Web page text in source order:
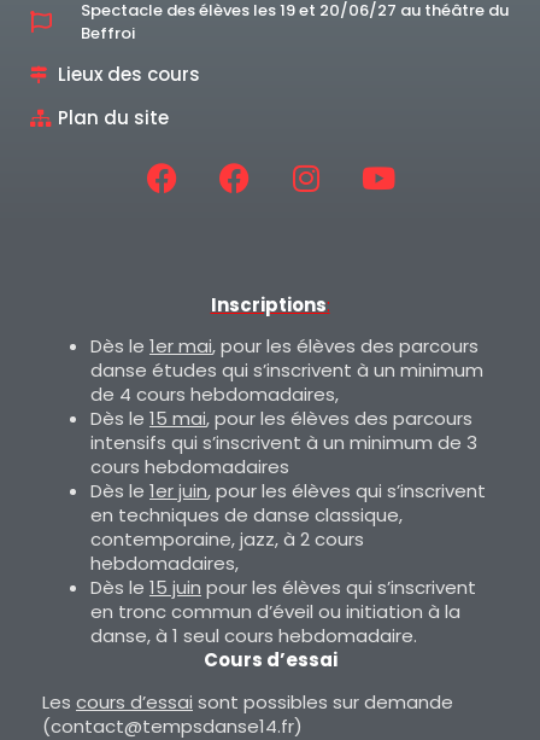
Spectacle des élèves les 19 et 20/06/27 au théâtre du
Beffroi
Lieux des cours
Plan du site
Inscriptions:
Dès le 1er mai, pour les élèves des parcours
danse études qui s’inscrivent à un minimum
de 4 cours hebdomadaires,
Dès le 15 mai, pour les élèves des parcours
intensifs qui s’inscrivent à un minimum de 3
cours hebdomadaires
Dès le 1er juin, pour les élèves qui s’inscrivent
en techniques de danse classique,
contemporaine, jazz, à 2 cours
hebdomadaires,
Dès le 15 juin pour les élèves qui s’inscrivent
en tronc commun d’éveil ou initiation à la
danse, à 1 seul cours hebdomadaire.
Cours d’essai
Les cours d’essai sont possibles sur demande
(contact@tempsdanse14.fr)